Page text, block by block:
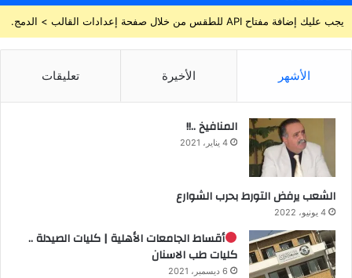
يجب عليك إضافة مفتاح API للطقس من خلال صفحة إعدادات القالب > الدمج.
الأشهر الأخيرة تعليقات
المنافيخ ..!!
4 يناير، 2021
الشعب يرفض التورط بحرب الشوارع
4 يونيو، 2022
أقساط الجامعات الأهلية | كليات الصيدلة ..
كليات طب الاسنان
6 ديسمبر، 2021